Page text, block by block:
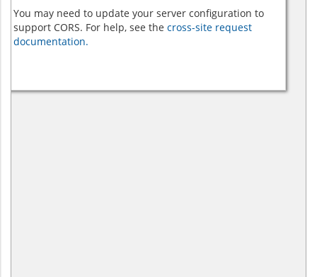
You may need to update your server configuration to
support CORS. For help, see the cross-site request
documentation.